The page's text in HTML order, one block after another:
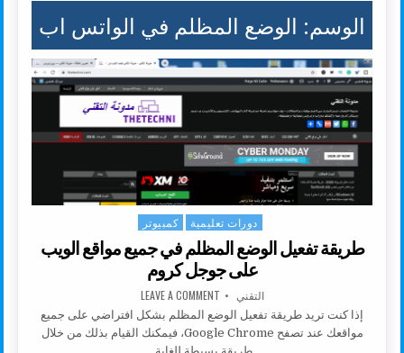
الوسم: الوضع المظلم في الواتس اب
Posted in
دورات تعليمية كمبيوتر
طريقة تفعيل الوضع المظلم في جميع مواقع الويب
على جوجل كروم
AUTHOR:
التقني LEAVE A COMMENTON طريقة تفعيل الوضع المظلم في جميع مواقع الويب على جوجل كروم
إذا كنت تريد طريقة تفعيل الوضع المظلم بشكل افتراضي على جميع
مواقعك عند تصفح Google Chrome، فيمكنك القيام بذلك من خلال